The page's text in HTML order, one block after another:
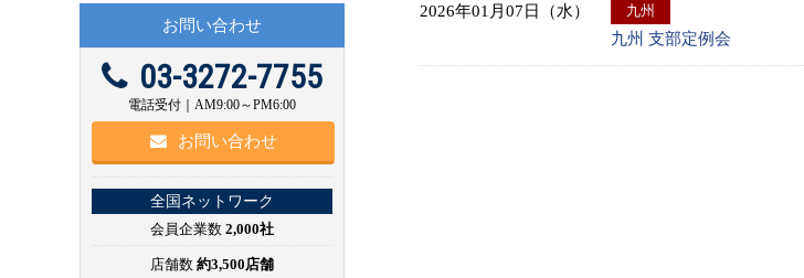
2026年01月07日（水） 九州
九州 支部定例会
お問い合わせ
03-3272-7755
電話受付｜AM9:00～PM6:00
お問い合わせ
全国ネットワーク
会員企業数 2,000社
店舗数 約3,500店舗